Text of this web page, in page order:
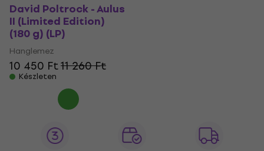
David Poltrock - Aulus
II (Limited Edition)
(180 g) (LP)
Hanglemez
10 450 Ft11 260 Ft
Készleten